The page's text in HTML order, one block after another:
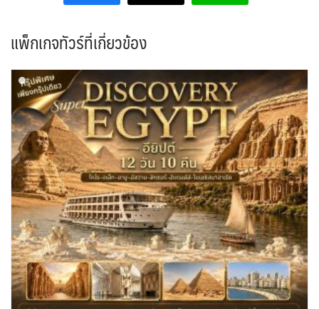
แพ็กเกจทัวร์ที่เกี่ยวข้อง